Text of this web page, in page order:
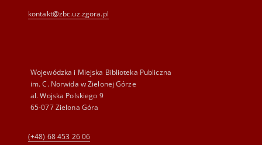
kontakt@zbc.uz.zgora.pl
Wojewódzka i Miejska Biblioteka Publiczna
im. C. Norwida w Zielonej Górze
al. Wojska Polskiego 9
65-077 Zielona Góra
(+48) 68 453 26 06